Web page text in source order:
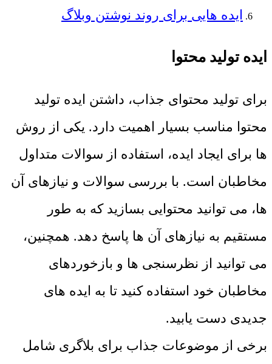
ایده هایی برای روند نوشتن وبلاگ
ایده تولید محتوا
برای تولید محتوای جذاب، داشتن ایده تولید
محتوا مناسب بسیار اهمیت دارد. یکی از روش
‌ها برای ایجاد ایده، استفاده از سوالات متداول
مخاطبان است. با بررسی سوالات و نیازهای آن‌
ها، می‌ توانید محتوایی بسازید که به ‌طور
مستقیم به نیازهای آن‌ ها پاسخ دهد. همچنین،
می ‌توانید از نظرسنجی‌ ها و بازخوردهای
مخاطبان خود استفاده کنید تا به ایده‌ های
جدیدی دست یابید.
برخی از موضوعات جذاب برای بلاگری شامل